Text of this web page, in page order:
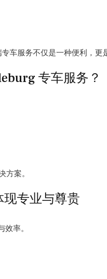
车服务不仅是一种便利，更
专车服务？
案。
专业与尊贵
率。